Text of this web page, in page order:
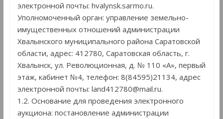
электронной почты: hvalynsk.sarmo.ru.
Уполномоченный орган: управление земельно-
имущественных отношений администрации
Хвалынского муниципального района Саратовской
области, адрес: 412780, Саратовская область, г.
Хвалынск, ул. Революционная, д. № 110 «А», первый
этаж, кабинет №4, телефон: 8(84595)21134, адрес
электронной почты: land412780@mail.ru.
1.2. Основание для проведения электронного
аукциона: постановление администрации